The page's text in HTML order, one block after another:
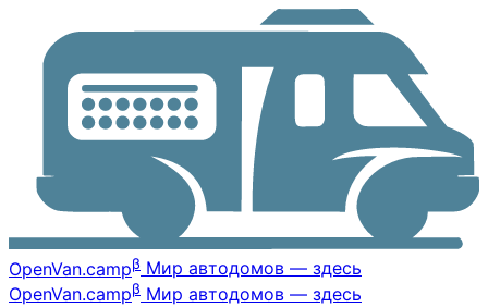
OpenVan.campβ Мир автодомов — здесь
OpenVan.campβ Мир автодомов — здесь